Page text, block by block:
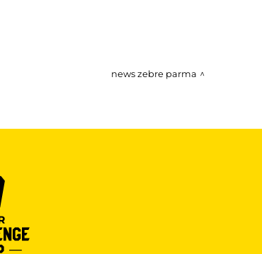
news zebre parma